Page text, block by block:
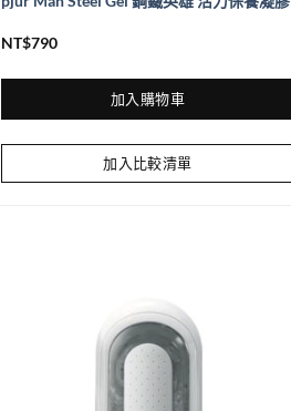
NT$790
加入購物車
加入比較清單